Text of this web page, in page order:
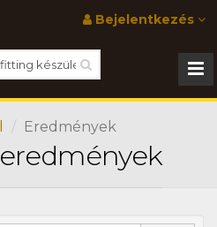
Bejelentkezés
Eredmények
eredmények